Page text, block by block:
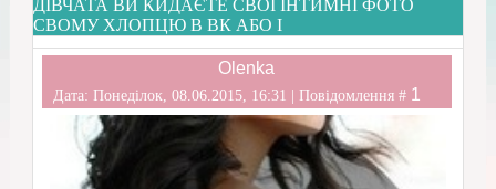
ДІВЧАТА ВИ КИДАЄТЕ СВОЇ ІНТИМНІ ФОТО
СВОМУ ХЛОПЦЮ В ВК АБО І
Olenka
Дата: Понеділок, 08.06.2015, 16:31 | Повідомлення # 1